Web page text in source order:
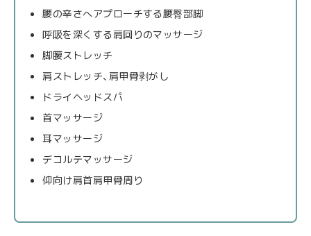
腰の辛さへアプローチする腰臀部脚
呼吸を深くする肩回りのマッサージ
脚腰ストレッチ
肩ストレッチ、肩甲骨剥がし
ドライヘッドスパ
首マッサージ
耳マッサージ
デコルテマッサージ
仰向け肩首肩甲骨周り